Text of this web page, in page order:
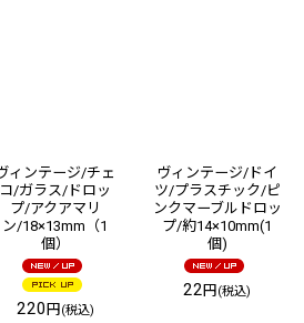
ィンテージ/チェ
コ/ガラス/ドロッ
プ/アクアマリ
ン/18×13mm（1
個）
220 円 (税込)
ヴィンテージ/ドイ
ツ/プラスチック/ピ
ンクマーブルドロッ
プ/約14×10mm(1
個)
22円 (税込)